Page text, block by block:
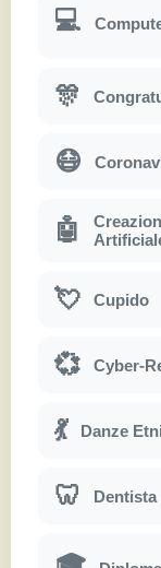
💻
🎊
😷
🤖
💘 Cupido
💞 Cyber-
💃 Danze
🦷 Dentista